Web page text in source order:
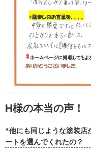
H様の本当の声！
*他にも同じような塗装店
ートを選んでくれたの？